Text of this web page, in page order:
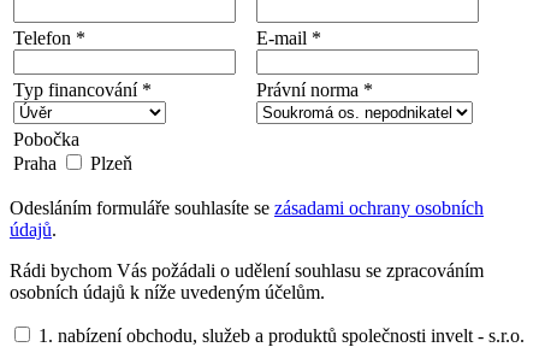
Telefon * E-mail *
Typ financování * Právní norma *
Pobočka
Praha
Plzeň
Odesláním formuláře souhlasíte se zásadami ochrany osobních
údajů.
Rádi bychom Vás požádali o udělení souhlasu se zpracováním
osobních údajů k níže uvedeným účelům.
1. nabízení obchodu, služeb a produktů společnosti invelt - s.r.o.